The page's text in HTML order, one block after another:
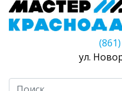
(861)
ул.